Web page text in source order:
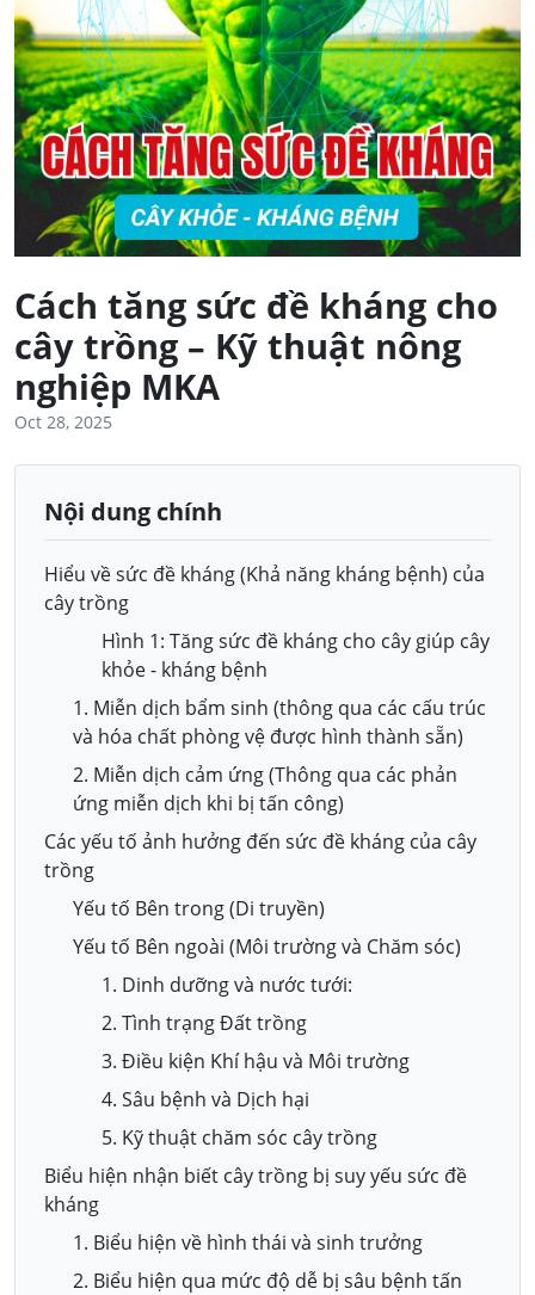
Cách tăng sức đề kháng cho
cây trồng – Kỹ thuật nông
nghiệp MKA
Oct 28, 2025
Nội dung chính
Hiểu về sức đề kháng (Khả năng kháng bệnh) của
cây trồng
Hình 1: Tăng sức đề kháng cho cây giúp cây
khỏe - kháng bệnh
1. Miễn dịch bẩm sinh (thông qua các cấu trúc
và hóa chất phòng vệ được hình thành sẵn)
2. Miễn dịch cảm ứng (Thông qua các phản
ứng miễn dịch khi bị tấn công)
Các yếu tố ảnh hưởng đến sức đề kháng của cây
trồng
Yếu tố Bên trong (Di truyền)
Yếu tố Bên ngoài (Môi trường và Chăm sóc)
1. Dinh dưỡng và nước tưới:
2. Tình trạng Đất trồng
3. Điều kiện Khí hậu và Môi trường
4. Sâu bệnh và Dịch hại
5. Kỹ thuật chăm sóc cây trồng
Biểu hiện nhận biết cây trồng bị suy yếu sức đề
kháng
1. Biểu hiện về hình thái và sinh trưởng
2. Biểu hiện qua mức độ dễ bị sâu bệnh tấn